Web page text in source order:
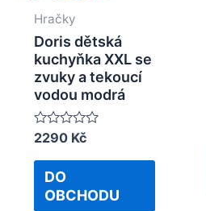
Hračky
Doris dětská
kuchyňka XXL se
zvuky a tekoucí
vodou modrá
Rated
out
2290 Kč
DO
OBCHODU